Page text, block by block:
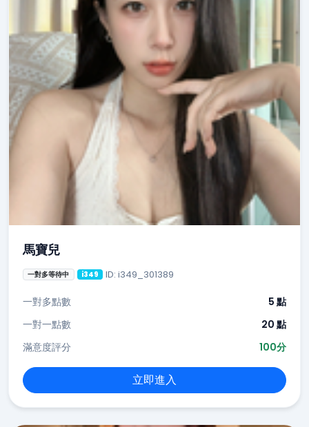
馬寶兒
一對多等待中 i349 ID: i349_301389
一對多點數
5 點
一對一點數
20 點
滿意度評分
100分
立即進入